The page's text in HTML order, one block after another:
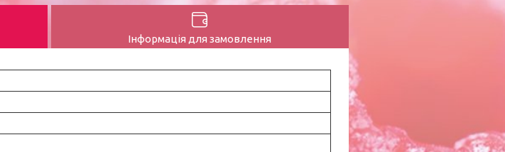
Інформація для замовлення